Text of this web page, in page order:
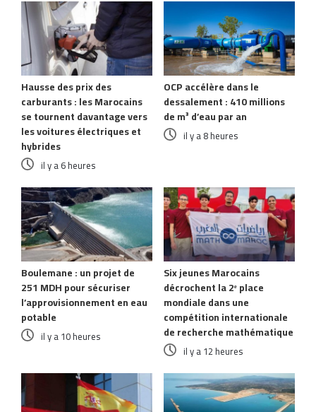
Hausse des prix des
carburants : les Marocains
se tournent davantage vers
les voitures électriques et
hybrides
il y a 6 heures
OCP accélère dans le
dessalement : 410 millions
de m³ d’eau par an
il y a 8 heures
Boulemane : un projet de
251 MDH pour sécuriser
l’approvisionnement en eau
potable
il y a 10 heures
Six jeunes Marocains
décrochent la 2ᵉ place
mondiale dans une
compétition internationale
de recherche mathématique
il y a 12 heures